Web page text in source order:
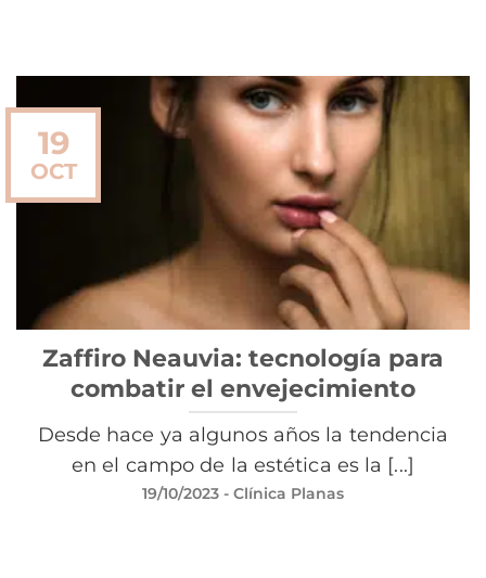
Zaffiro Neauvia: tecnología para
combatir el envejecimiento
Desde hace ya algunos años la tendencia
en el campo de la estética es la [...]
19/10/2023 - Clínica Planas
19
OCT